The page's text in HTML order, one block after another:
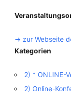
-> zur Webseite
Kategorien
2) * ONLINE-
2) Online-